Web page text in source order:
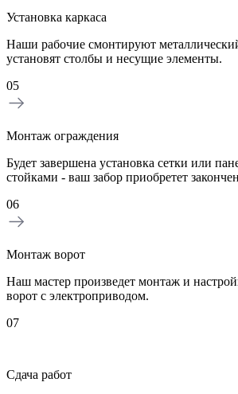
Установка каркаса
Наши рабочие смонтируют
установят столбы и несущие элементы.
05
Монтаж ограждения
Будет завершена установка сетки или
стойками - ваш забор приобретет
06
Монтаж ворот
Наш мастер произведет монтаж и
ворот с электроприводом.
07
Сдача работ